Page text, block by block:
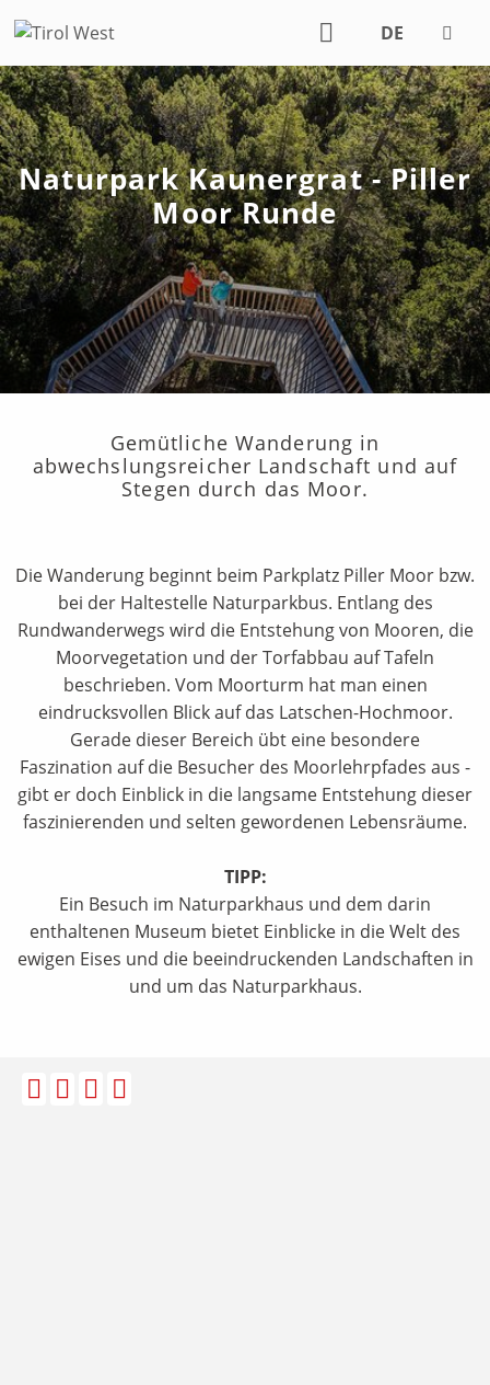
DE
EN
Naturpark Kaunergrat - Piller
Moor Runde
Gemütliche Wanderung in
abwechslungsreicher Landschaft und auf
Stegen durch das Moor.
Die Wanderung beginnt beim Parkplatz Piller Moor bzw.
bei der Haltestelle Naturparkbus. Entlang des
Rundwanderwegs wird die Entstehung von Mooren, die
Moorvegetation und der Torfabbau auf Tafeln
beschrieben. Vom Moorturm hat man einen
eindrucksvollen Blick auf das Latschen-Hochmoor.
Gerade dieser Bereich übt eine besondere
Faszination auf die Besucher des Moorlehrpfades aus -
gibt er doch Einblick in die langsame Entstehung dieser
faszinierenden und selten gewordenen Lebensräume.
TIPP:
Ein Besuch im Naturparkhaus und dem darin
enthaltenen Museum bietet Einblicke in die Welt des
ewigen Eises und die beeindruckenden Landschaften in
und um das Naturparkhaus.